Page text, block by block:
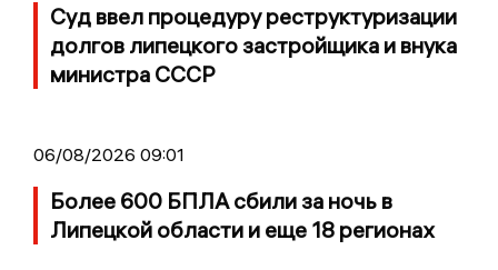
Суд ввел процедуру реструктуризации
долгов липецкого застройщика и внука
министра СССР
06/08/2026 09:01
Более 600 БПЛА сбили за ночь в
Липецкой области и еще 18 регионах